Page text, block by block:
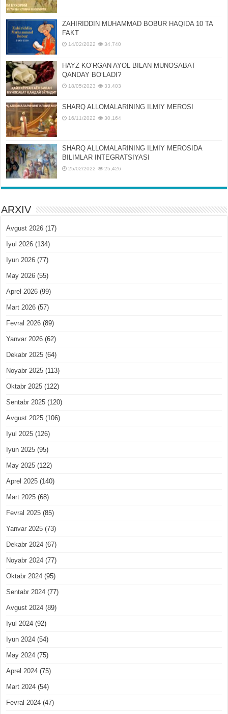
ZAHIRIDDIN MUHAMMAD BOBUR HAQIDA 10 TA
FAKT
14/02/2022 34,740
HAYZ KOʻRGAN AYOL BILAN MUNOSABAT
QANDAY BOʻLADI?
18/05/2023 33,403
SHARQ ALLOMALARINING ILMIY MEROSI
16/11/2022 30,164
SHARQ ALLOMALARINING ILMIY MЕROSIDA
BILIMLAR INTЕGRATSIYASI
25/02/2022 25,426
ARXIV
Avgust 2026 (17)
Iyul 2026 (134)
Iyun 2026 (77)
May 2026 (55)
Aprel 2026 (99)
Mart 2026 (57)
Fevral 2026 (89)
Yanvar 2026 (62)
Dekabr 2025 (64)
Noyabr 2025 (113)
Oktabr 2025 (122)
Sentabr 2025 (120)
Avgust 2025 (106)
Iyul 2025 (126)
Iyun 2025 (95)
May 2025 (122)
Aprel 2025 (140)
Mart 2025 (68)
Fevral 2025 (85)
Yanvar 2025 (73)
Dekabr 2024 (67)
Noyabr 2024 (77)
Oktabr 2024 (95)
Sentabr 2024 (77)
Avgust 2024 (89)
Iyul 2024 (92)
Iyun 2024 (54)
May 2024 (75)
Aprel 2024 (75)
Mart 2024 (54)
Fevral 2024 (47)